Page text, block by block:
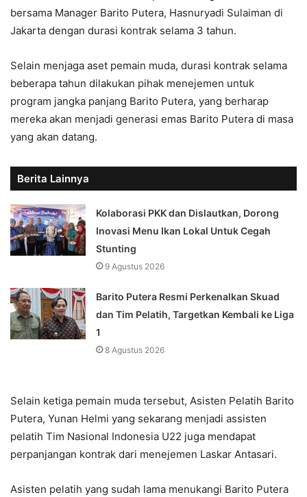
bersama Manager Barito Putera, Hasnuryadi Sulaiman di
Jakarta dengan durasi kontrak selama 3 tahun.
Selain menjaga aset pemain muda, durasi kontrak selama
beberapa tahun dilakukan pihak menejemen untuk
program jangka panjang Barito Putera, yang berharap
mereka akan menjadi generasi emas Barito Putera di masa
yang akan datang.
Berita Lainnya
Kolaborasi PKK dan Dislautkan, Dorong
Inovasi Menu Ikan Lokal Untuk Cegah
Stunting
9 Agustus 2026
Barito Putera Resmi Perkenalkan Skuad
dan Tim Pelatih, Targetkan Kembali ke Liga
1
8 Agustus 2026
Selain ketiga pemain muda tersebut, Asisten Pelatih Barito
Putera, Yunan Helmi yang sekarang menjadi assisten
pelatih Tim Nasional Indonesia U22 juga mendapat
perpanjangan kontrak dari menejemen Laskar Antasari.
Asisten pelatih yang sudah lama menukangi Barito Putera